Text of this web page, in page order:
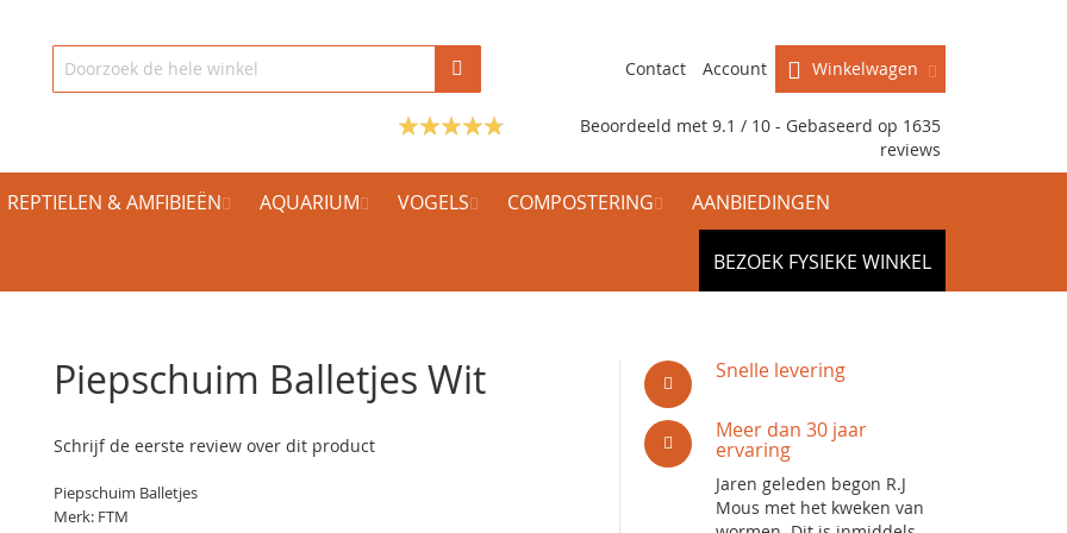
Winkelwagen
Contact Account
Beoordeeld met 9.1 / 10 - Gebaseerd op 1635
reviews
REPTIELEN & AMFIBIEËN AQUARIUM VOGELS COMPOSTERING AANBIEDINGEN
BEZOEK FYSIEKE WINKEL
Piepschuim Balletjes Wit
Schrijf de eerste review over dit product
Piepschuim Balletjes
Merk: FTM
Snelle levering
Meer dan 30 jaar
ervaring
Jaren geleden begon R.J
Mous met het kweken van